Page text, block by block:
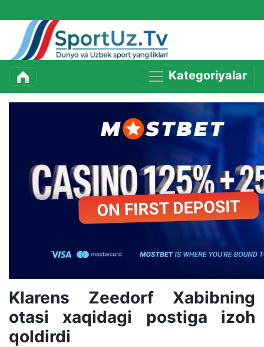
Kategoriyalar
Klarens Zeedorf Xabibning
otasi xaqidagi postiga izoh
qoldirdi